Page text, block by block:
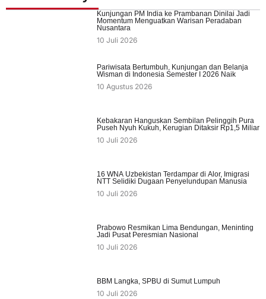
Kunjungan PM India ke Prambanan Dinilai Jadi
Momentum Menguatkan Warisan Peradaban
Nusantara
10 Juli 2026
Pariwisata Bertumbuh, Kunjungan dan Belanja
Wisman di Indonesia Semester I 2026 Naik
10 Agustus 2026
Kebakaran Hanguskan Sembilan Pelinggih Pura
Puseh Nyuh Kukuh, Kerugian Ditaksir Rp1,5 Miliar
10 Juli 2026
16 WNA Uzbekistan Terdampar di Alor, Imigrasi
NTT Selidiki Dugaan Penyelundupan Manusia
10 Juli 2026
Prabowo Resmikan Lima Bendungan, Meninting
Jadi Pusat Peresmian Nasional
10 Juli 2026
BBM Langka, SPBU di Sumut Lumpuh
10 Juli 2026